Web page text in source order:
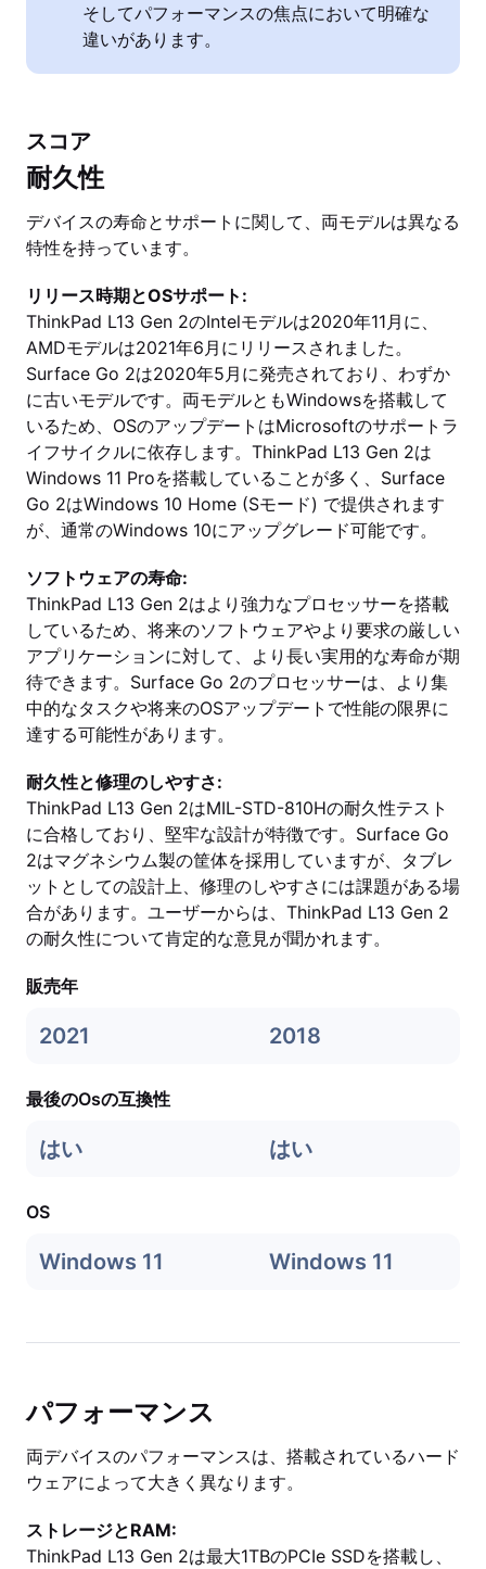
そしてパフォーマンスの焦点において明確な
違いがあります。
スコア
耐久性
デバイスの寿命とサポートに関して、両モデルは異なる
特性を持っています。
リリース時期とOSサポート:
ThinkPad L13 Gen 2のIntelモデルは2020年11月に、
AMDモデルは2021年6月にリリースされました。
Surface Go 2は2020年5月に発売されており、わずか
に古いモデルです。両モデルともWindowsを搭載して
いるため、OSのアップデートはMicrosoftのサポートラ
イフサイクルに依存します。ThinkPad L13 Gen 2は
Windows 11 Proを搭載していることが多く、Surface
Go 2はWindows 10 Home (Sモード) で提供されます
が、通常のWindows 10にアップグレード可能です。
ソフトウェアの寿命:
ThinkPad L13 Gen 2はより強力なプロセッサーを搭載
しているため、将来のソフトウェアやより要求の厳しい
アプリケーションに対して、より長い実用的な寿命が期
待できます。Surface Go 2のプロセッサーは、より集
中的なタスクや将来のOSアップデートで性能の限界に
達する可能性があります。
耐久性と修理のしやすさ:
ThinkPad L13 Gen 2はMIL-STD-810Hの耐久性テスト
に合格しており、堅牢な設計が特徴です。Surface Go
2はマグネシウム製の筐体を採用していますが、タブレ
ットとしての設計上、修理のしやすさには課題がある場
合があります。ユーザーからは、ThinkPad L13 Gen 2
の耐久性について肯定的な意見が聞かれます。
販売年
2021 2018
最後のOsの互換性
はい はい
OS
Windows 11 Windows 11
パフォーマンス
両デバイスのパフォーマンスは、搭載されているハード
ウェアによって大きく異なります。
ストレージとRAM:
ThinkPad L13 Gen 2は最大1TBのPCIe SSDを搭載し、